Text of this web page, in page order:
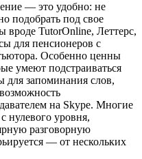
— это удобно: не
подобрать под свое
TutorOnline, Леттерс,
для пенсионеров с
Особенно ценны
умеют подстраиваться
для запоминания слов,
на Skype. Многие
нулевого уровня,
разговорную
— от нескольких